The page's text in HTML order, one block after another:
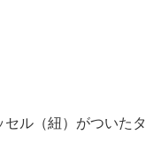
ル（紐）がついたタ